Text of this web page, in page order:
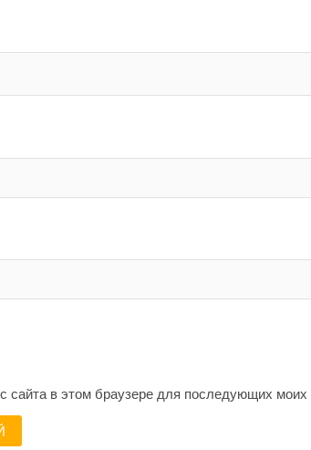
сайта в этом браузере для последующих моих